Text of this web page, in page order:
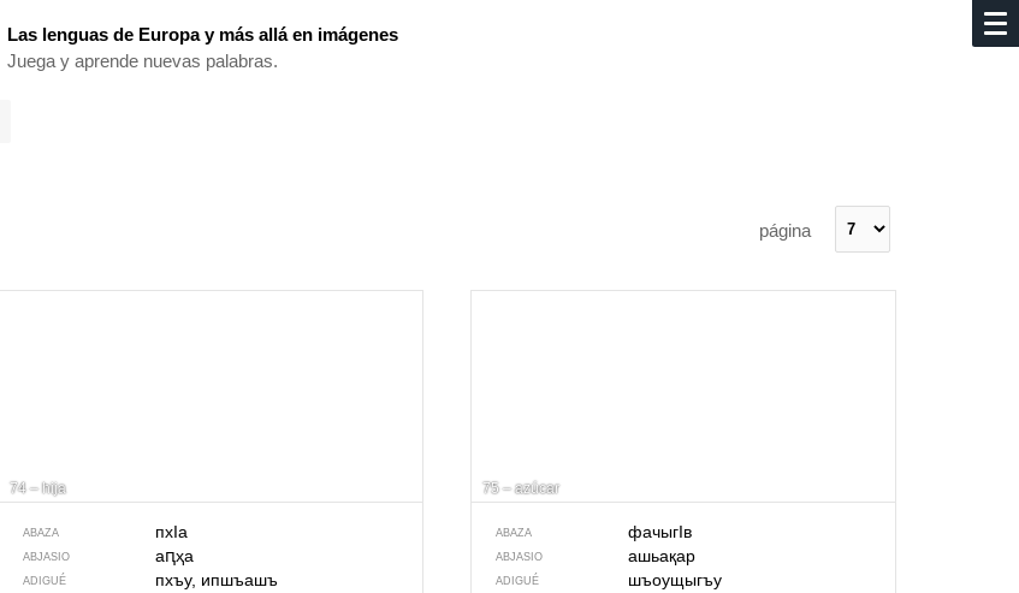
Las lenguas de Europa y más allá en imágenes
Juega y aprende nuevas palabras.
página
74 – hija
ABAZA пxIa
ABJASIO аԥҳа
ADIGUÉ пхъу, ипшъашъ
75 – azúcar
ABAZA фачыгIв
ABJASIO ашьақар
ADIGUÉ шъоущыгъу